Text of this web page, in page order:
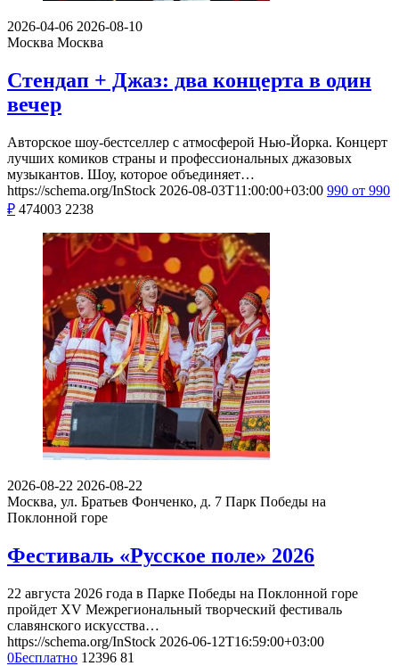
2026-04-06 2026-08-10
Москва Москва
Стендап + Джаз: два концерта в один
вечер
Авторское шоу-бестселлер с атмосферой Нью-Йорка. Концерт
лучших комиков страны и профессиональных джазовых
музыкантов. Шоу, которое объединяет…
https://schema.org/InStock 2026-08-03T11:00:00+03:00 990 от 990
₽ 474003 2238
2026-08-22 2026-08-22
Москва, ул. Братьев Фонченко, д. 7 Парк Победы на
Поклонной горе
Фестиваль «Русское поле» 2026
22 августа 2026 года в Парке Победы на Поклонной горе
пройдет XV Межрегиональный творческий фестиваль
славянского искусства…
https://schema.org/InStock 2026-06-12T16:59:00+03:00
0Бесплатно 12396 81